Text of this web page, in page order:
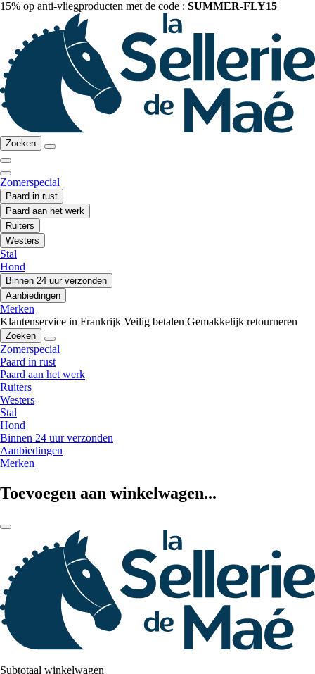
15% op anti-vliegproducten met de code : SUMMER-FLY15
Zoeken
Zomerspecial
Paard in rust
Paard aan het werk
Ruiters
Westers
Stal
Hond
Binnen 24 uur verzonden
Aanbiedingen
Merken
Klantenservice in Frankrijk Veilig betalen Gemakkelijk retourneren
Zoeken
Zomerspecial
Paard in rust
Paard aan het werk
Ruiters
Westers
Stal
Hond
Binnen 24 uur verzonden
Aanbiedingen
Merken
Toevoegen aan winkelwagen...
Subtotaal winkelwagen